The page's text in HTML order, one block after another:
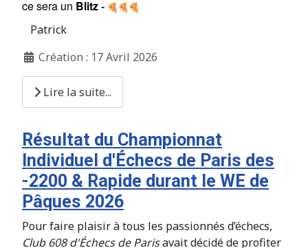
ce sera un Blitz -
Patrick
Création : 17 Avril 2026
Lire la suite...
Résultat du Championnat
Individuel d'Échecs de Paris des
-2200 & Rapide durant le WE de
Pâques 2026
Pour faire plaisir à tous les passionnés d’échecs,
Club 608 d'Échecs de Parisavait décidé de profiter